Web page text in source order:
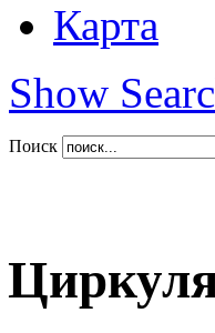
Карта
Show
Поиск